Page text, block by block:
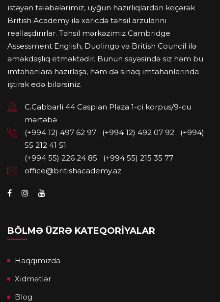
istəyən tələbələrimiz, uyğun hazırlıqlardan keçərək
British Academy ilə xaricdə təhsil arzularını
reallaşdırırlar. Təhsil mərkəzimiz Cambridge
Assessment English, Duolingo və British Council ilə
əməkdaşlıq etməktədir. Bunun sayəsində siz həm bu
imtahanlara hazırlaşa, həm də sınaq imtahanlarında
iştirak edə bilərsiniz.
C.Cabbarli 44 Caspian Plaza 1-ci korpus/9-cu
mərtəbə
(+994 12) 497 62 97
(+994 12) 492 07 92
(+994)
55 212 41 51
(+994 55) 226 24 85
(+994 55) 215 35 77
office@britishacademy.az
BÖLMƏ ÜZRƏ KATEQORIYALAR
Haqqımızda
Xidmətlər
Blog